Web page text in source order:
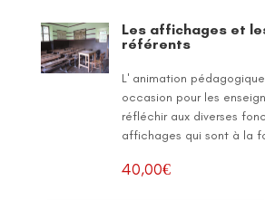
Les affichages et
référents
L' animation
occasion pour les
réfléchir aux diverses
affichages qui sont à la
40,00€